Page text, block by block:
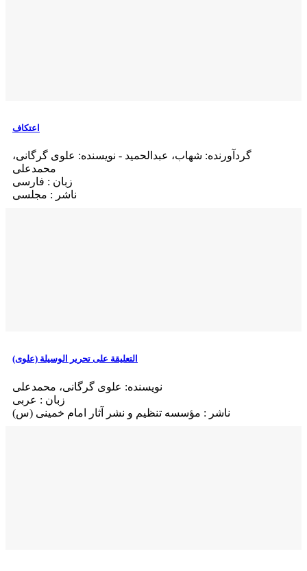
اعتکاف
گردآورنده: شهاب، عبدالحميد - نویسنده: علوی گرگانی،
محمدعلی
زبان : فارسی
ناشر : مجلسی
التعلیقة علی تحریر الوسیلة (علوی)
نویسنده: علوی گرگانی، محمدعلی
زبان : عربی
ناشر : مؤسسه تنظيم و نشر آثار امام خمينی (س)